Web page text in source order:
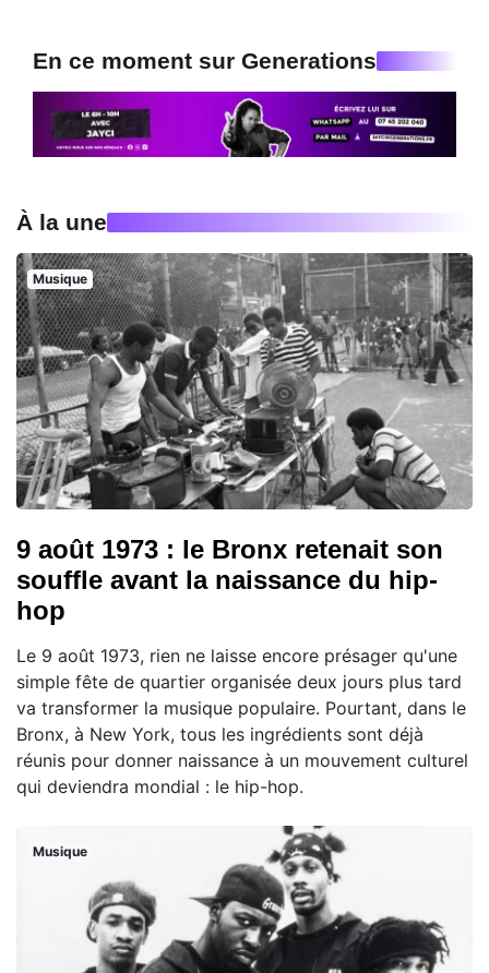
En ce moment sur Generations
À la une
Musique
9 août 1973 : le Bronx retenait son
souffle avant la naissance du hip-
hop
Le 9 août 1973, rien ne laisse encore présager qu'une
simple fête de quartier organisée deux jours plus tard
va transformer la musique populaire. Pourtant, dans le
Bronx, à New York, tous les ingrédients sont déjà
réunis pour donner naissance à un mouvement culturel
qui deviendra mondial : le hip-hop.
Musique